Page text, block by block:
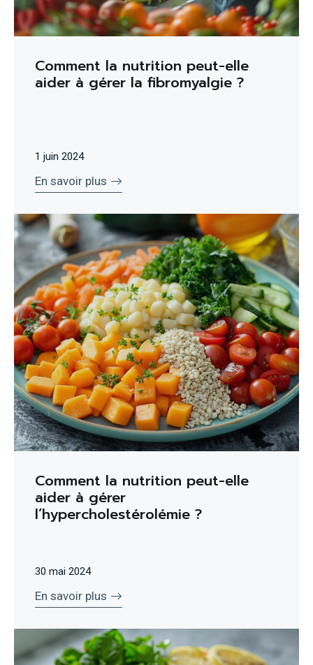
Comment la nutrition peut-elle
aider à gérer la fibromyalgie ?
1 juin 2024
En savoir plus
Comment la nutrition peut-elle
aider à gérer
l’hypercholestérolémie ?
30 mai 2024
En savoir plus